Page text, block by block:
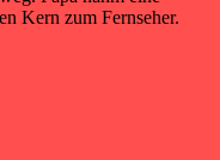
Kern zum Fernseher.